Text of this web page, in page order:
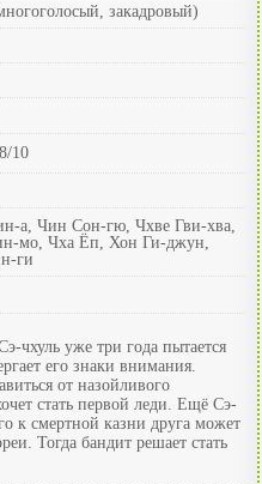
закадровый)
10
а, Чин Сон-гю, Чхве Гви-хва,
мо, Чха Ёп, Хон Ги-джун,
ги
чхуль уже три года пытается
его знаки внимания.
от назойливого
стать первой леди. Ещё Сэ-
к смертной казни друга может
Тогда бандит решает стать